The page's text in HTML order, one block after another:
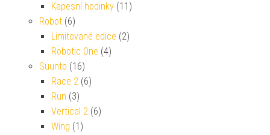
Kapesní hodinky (11)
Robot (6)
Limitované edice (2)
Robotic One (4)
Suunto (16)
Race 2 (6)
Run (3)
Vertical 2 (6)
Wing (1)